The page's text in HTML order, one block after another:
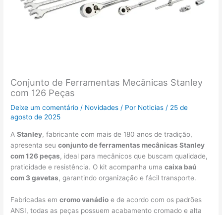
Conjunto de Ferramentas Mecânicas Stanley
com 126 Peças
Deixe um comentário / Novidades / Por Noticias/ 25 de
agosto de 2025
AStanley, fabricante com mais de 180 anos de tradição,
apresenta seuconjunto de ferramentas mecânicas Stanley
com 126 peças, ideal para mecânicos que buscam qualidade,
praticidade e resistência. O kit acompanha umacaixa baú
com 3 gavetas, garantindo organização e fácil transporte.
Fabricadas emcromo vanádio e de acordo com os padrões
ANSI, todas as peças possuem acabamento cromado e alta